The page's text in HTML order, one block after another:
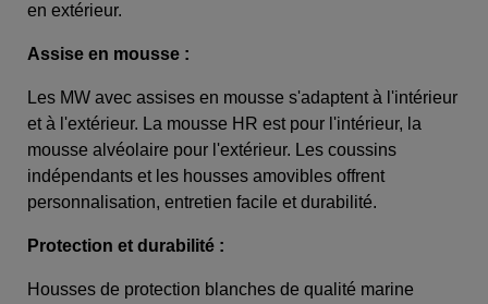
en extérieur.
Assise en mousse :
Les MW avec assises en mousse s'adaptent à l'intérieur
et à l'extérieur. La mousse HR est pour l'intérieur, la
mousse alvéolaire pour l'extérieur. Les coussins
indépendants et les housses amovibles offrent
personnalisation, entretien facile et durabilité.
Protection et durabilité :
Housses de protection blanches de qualité marine